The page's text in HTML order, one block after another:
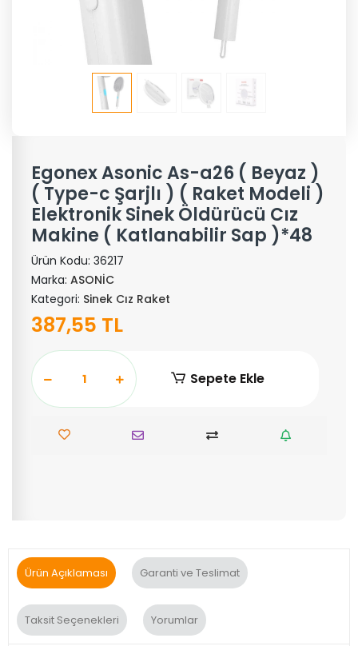
Egonex Asonic As-a26 ( Beyaz )
( Type-c Şarjlı ) ( Raket Modeli )
Elektronik Sinek Öldürücü Cız
Makine ( Katlanabilir Sap )*48
Ürün Kodu: 36217
Marka: ASONİC
Kategori: Sinek Cız Raket
387,55 TL
Sepete Ekle
Ürün Açıklaması Garanti ve Teslimat
Taksit Seçenekleri Yorumlar